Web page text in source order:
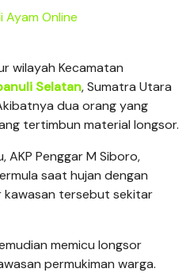
Ayam Online
wilayah Kecamatan
Selatan, Sumatra Utara
dua orang yang
tertimbun material longsor.
AKP Penggar M Siboro,
saat hujan dengan
kawasan tersebut sekitar
memicu longsor
permukiman warga.